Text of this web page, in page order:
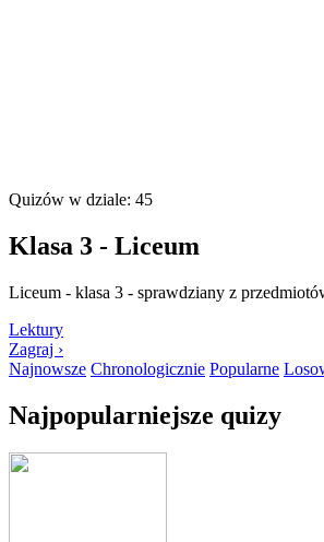
Quizów w dziale: 45
Klasa 3 - Liceum
Liceum - klasa 3 - sprawdziany z
Lektury
Zagraj ›
Najnowsze Chronologicznie Popularne
Najpopularniejsze quizy